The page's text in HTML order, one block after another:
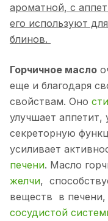
ароматной, с
его используют
блинов.
Горчичное масло
еще и благодаря
свойствам. Оно
улучшает
секреторную
усиливает
печени. Масло
желчи,
веществ в
сосудистой